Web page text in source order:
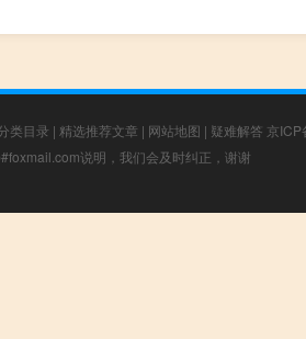
类目录 | 精选推荐文章 | 网站地图 | 疑难解答 京
说明，我们会及时纠正，谢谢